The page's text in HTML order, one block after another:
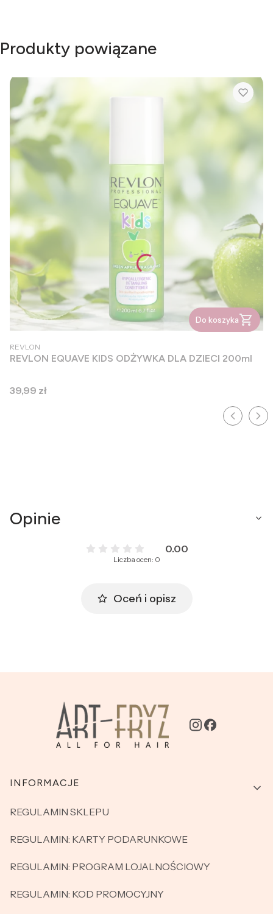
Produkty powiązane
Do koszyka
PRODUCENT
REVLON
REVLON EQUAVE KIDS ODŻYWKA DLA DZIECI 200ml
Cena
39,99 zł
Opinie
0.00
Liczba ocen: 0
Oceń i opisz
Linki w stopce
INFORMACJE
REGULAMIN SKLEPU
REGULAMIN: KARTY PODARUNKOWE
REGULAMIN: PROGRAM LOJALNOŚCIOWY
REGULAMIN: KOD PROMOCYJNY